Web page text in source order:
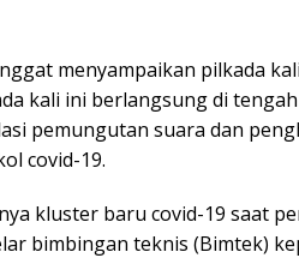
menyampaikan pilkada
kali ini berlangsung di
pemungutan suara dan
covid-19.
kluster baru covid-19 saat
bimbingan teknis (Bimtek)